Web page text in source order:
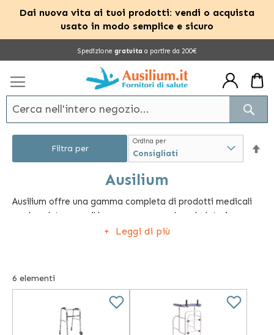
Dai nuova vita ai tuoi prodotti: vendi o acquista
usato in modo semplice e sicuro
Spedizione gratuita a partire da 200€
Ausilium
Ausilium offre una gamma completa di prodotti medicali
per la salute e per il benessere come deambulatori,
termometri, stampelle, carrozzine, kit antidecubito.
Leggi di più
6 elementi
Ordina per
Filtra per